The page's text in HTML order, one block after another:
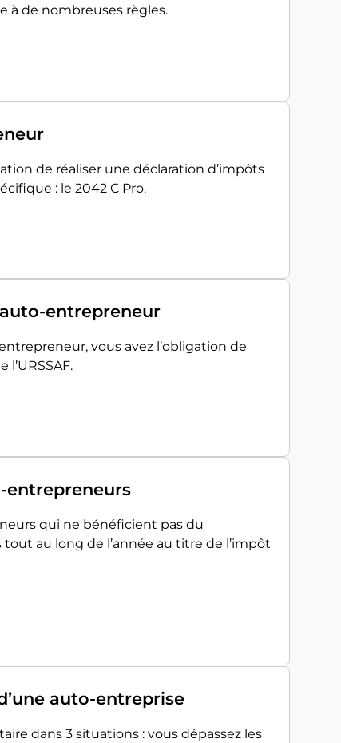
à de nombreuses règles.
de réaliser une déclaration d’impôts
: le 2042 C Pro.
entrepreneur
vous avez l’obligation de
entrepreneurs
qui ne bénéficient pas du
au long de l’année au titre de l’impôt
auto-entreprise
dans 3 situations : vous dépassez les